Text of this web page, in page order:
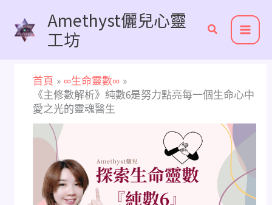
Amethyst儷兒心靈
工坊
首頁
∞生命靈數∞
《主修數解析》純數6是努力點亮每一個生命心中
愛之光的靈魂醫生